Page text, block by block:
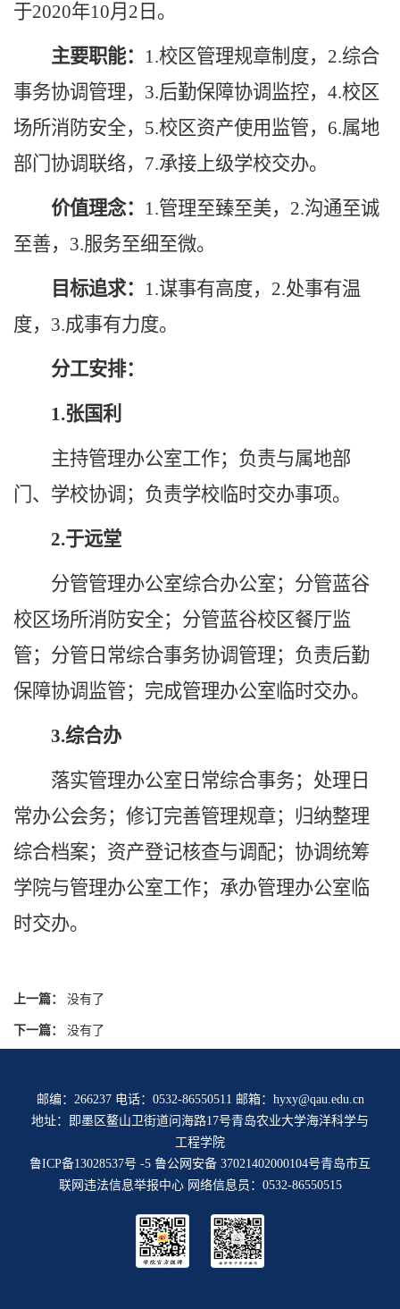
于2020年10月2日。
主要职能： 1.校区管理规章制度，2.综合
事务协调管理，3.后勤保障协调监控，4.校区
场所消防安全，5.校区资产使用监管，6.属地
部门协调联络，7.承接上级学校交办。
价值理念： 1.管理至臻至美，2.沟通至诚
至善，3.服务至细至微。
目标追求： 1.谋事有高度，2.处事有温
度，3.成事有力度。
分工安排：
1.张国利
主持管理办公室工作；负责与属地部
门、学校协调；负责学校临时交办事项。
2.于远堂
分管管理办公室综合办公室；分管蓝谷
校区场所消防安全；分管蓝谷校区餐厅监
管；分管日常综合事务协调管理；负责后勤
保障协调监管；完成管理办公室临时交办。
3.综合办
落实管理办公室日常综合事务；处理日
常办公会务；修订完善管理规章；归纳整理
综合档案；资产登记核查与调配；协调统筹
学院与管理办公室工作；承办管理办公室临
时交办。
上一篇： 没有了
下一篇： 没有了
邮编：266237 电话：0532-86550511 邮箱：hyxy@qau.edu.cn
地址：即墨区鳌山卫街道问海路17号青岛农业大学海洋科学与
工程学院
鲁ICP备13028537号 -5 鲁公网安备 37021402000104号青岛市互
联网违法信息举报中心网络信息员：0532-86550515